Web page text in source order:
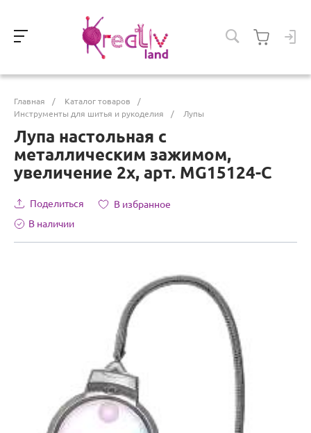
Главная / Каталог товаров
/
Инструменты для шитья и рукоделия
/ Лупы
Лупа настольная с
металлическим зажимом,
увеличение 2х, арт. MG15124-C
Поделиться
В избранное
В наличии